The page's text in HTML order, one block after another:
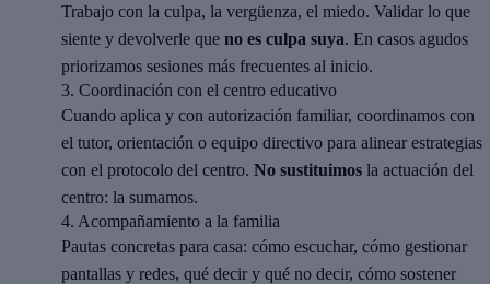
Trabajo con la culpa, la vergüenza, el miedo. Validar lo que
siente y devolverle que no es culpa suya. En casos agudos
priorizamos sesiones más frecuentes al inicio.
3. Coordinación con el centro educativo
Cuando aplica y con autorización familiar, coordinamos con
el tutor, orientación o equipo directivo para alinear estrategias
con el protocolo del centro. No sustituimos la actuación del
centro: la sumamos.
4. Acompañamiento a la familia
Pautas concretas para casa: cómo escuchar, cómo gestionar
pantallas y redes, qué decir y qué no decir, cómo sostener